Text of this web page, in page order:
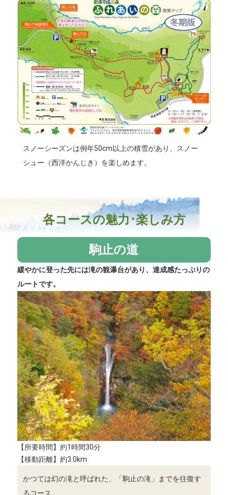
スノーシーズンは例年50cm以上の積雪があり、スノー
シュー（西洋かんじき）を楽しめます。
各コースの魅力･楽しみ方
駒止の道
緩やかに登った先には滝の観瀑台があり、達成感たっぷりの
ルートです。
【所要時間】約1時間30分
【移動距離】約3.0km
かつては幻の滝と呼ばれた、「駒止の滝」までを往復す
るコース。